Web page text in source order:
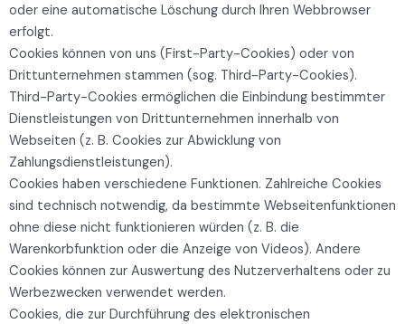
oder eine automatische Löschung durch Ihren Webbrowser
erfolgt.
Cookies können von uns (First-Party-Cookies) oder von
Drittunternehmen stammen (sog. Third-Party-Cookies).
Third-Party-Cookies ermöglichen die Einbindung bestimmter
Dienstleistungen von Drittunternehmen innerhalb von
Webseiten (z. B. Cookies zur Abwicklung von
Zahlungsdienstleistungen).
Cookies haben verschiedene Funktionen. Zahlreiche Cookies
sind technisch notwendig, da bestimmte Webseitenfunktionen
ohne diese nicht funktionieren würden (z. B. die
Warenkorbfunktion oder die Anzeige von Videos). Andere
Cookies können zur Auswertung des Nutzerverhaltens oder zu
Werbezwecken verwendet werden.
Cookies, die zur Durchführung des elektronischen